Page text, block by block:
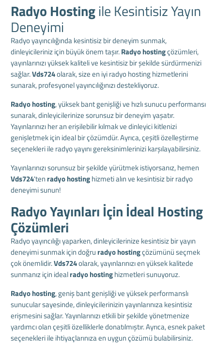
Radyo Hostingile Kesintisiz Yayın
Deneyimi
Radyo yayıncılığında kesintisiz bir deneyim sunmak,
dinleyicileriniz için büyük önem taşır.Radyo hostingçözümleri,
yayınlarınızı yüksek kaliteli ve kesintisiz bir şekilde sürdürmenizi
sağlar.Vds724olarak, size en iyi radyo hosting hizmetlerini
sunarak, profesyonel yayıncılığınızı destekliyoruz.
Radyo hosting, yüksek bant genişliği ve hızlı sunucu performansı
sunarak, dinleyicilerinize sorunsuz bir deneyim yaşatır.
Yayınlarınızı her an erişilebilir kılmak ve dinleyici kitlenizi
genişletmek için ideal bir çözümdür. Ayrıca, çeşitli özelleştirme
seçenekleri ile radyo yayını gereksinimlerinizi karşılayabilirsiniz.
Yayınlarınızı sorunsuz bir şekilde yürütmek istiyorsanız, hemen
Vds724'ten radyo hostinghizmeti alın ve kesintisiz bir radyo
deneyimi sunun!
Radyo Yayınları İçin İdeal Hosting
Çözümleri
Radyo yayıncılığı yaparken, dinleyicilerinize kesintisiz bir yayın
deneyimi sunmak için doğru radyo hostingçözümünü seçmek
çok önemlidir.Vds724olarak, yayınlarınızı en yüksek kalitede
sunmanız için idealradyo hostinghizmetleri sunuyoruz.
Radyo hosting, geniş bant genişliği ve yüksek performanslı
sunucular sayesinde, dinleyicilerinizin yayınlarınıza kesintisiz
erişmesini sağlar. Yayınlarınızı etkili bir şekilde yönetmenize
yardımcı olan çeşitli özelliklerle donatılmıştır. Ayrıca, esnek paket
seçenekleri ile ihtiyaçlarınıza en uygun çözümü bulabilirsiniz.